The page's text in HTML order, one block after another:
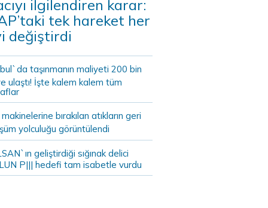
ilgilendiren karar:
tek hareket her
değiştirdi
taşınmanın maliyeti 200 bin
ulaştı! İşte kalem kalem tüm
bırakılan atıkların geri
yolculuğu görüntülendi
geliştirdiği sığınak delici
P||| hedefi tam isabetle vurdu